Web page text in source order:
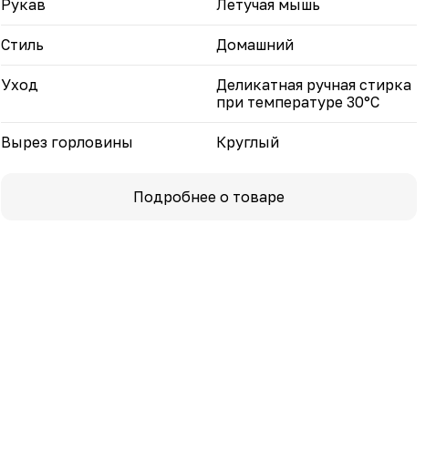
Рукав Летучая мышь
Стиль Домашний
Уход
Деликатная ручная стирка
при температуре 30°С
Вырез горловины Круглый
Подробнее о товаре